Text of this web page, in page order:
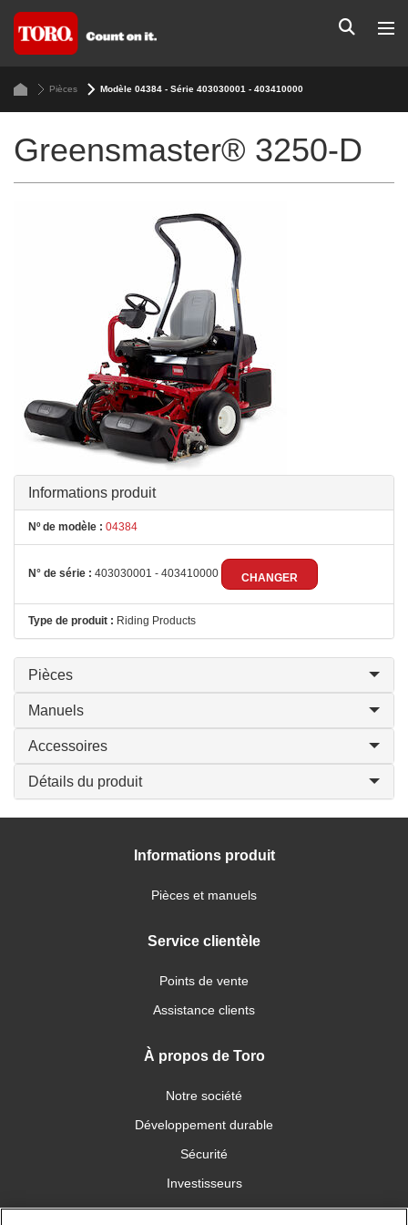
Pièces Modèle 04384 - Série 403030001 - 403410000
Greensmaster® 3250-D
Informations produit
Nº de modèle : 04384
N° de série : 403030001 - 403410000 CHANGER
Type de produit : Riding Products
Pièces
Manuels
Accessoires
Détails du produit
Informations produit
Pièces et manuels
Service clientèle
Points de vente
Assistance clients
À propos de Toro
Notre société
Développement durable
Sécurité
Investisseurs
Carrières